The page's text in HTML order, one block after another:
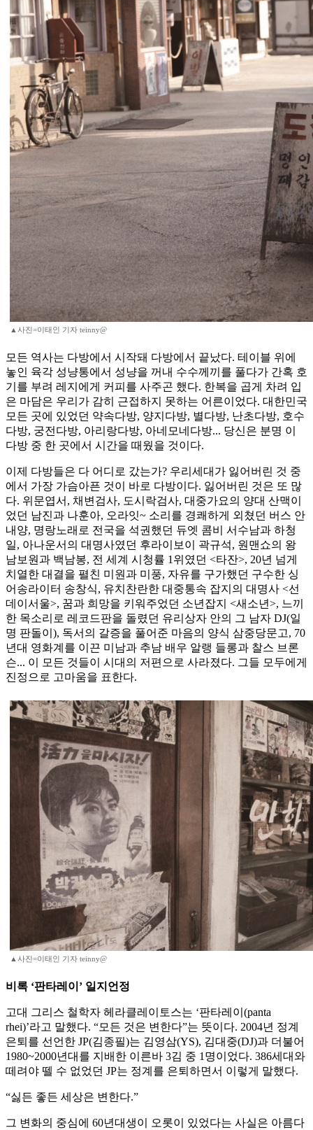
▲사진=이태인 기자 teinny@
모든 역사는 다방에서 시작돼 다방에서 끝났다. 테이블 위에
놓인 육각 성냥통에서 성냥을 꺼내 수수께끼를 풀다가 간혹 호
기를 부려 레지에게 커피를 사주곤 했다. 한복을 곱게 차려 입
은 마담은 우리가 감히 근접하지 못하는 어른이었다. 대한민국
모든 곳에 있었던 약속다방, 양지다방, 별다방, 난초다방, 호수
다방, 궁전다방, 아리랑다방, 아네모네다방... 당신은 분명 이
다방 중 한 곳에서 시간을 때웠을 것이다.
이제 다방들은 다 어디로 갔는가? 우리세대가 잃어버린 것 중
에서 가장 가슴아픈 것이 바로 다방이다. 잃어버린 것은 또 많
다. 위문엽서, 채변검사, 도시락검사, 대중가요의 양대 산맥이
었던 남진과 나훈아, 오라잇~ 소리를 경쾌하게 외쳤던 버스 안
내양, 명랑노래로 전국을 석권했던 듀엣 콤비 서수남과 하청
일, 아나운서의 대명사였던 후라이보이 곽규석, 원맨쇼의 왕
남보원과 백남봉, 전 세계 시청률 1위였던 <타잔>, 20년 넘게
치열한 대결을 펼친 미원과 미풍, 자유를 구가했던 구수한 싱
어송라이터 송창식, 유치찬란한 대중통속 잡지의 대명사 <선
데이서울>, 꿈과 희망을 키워주었던 소년잡지 <새소년>, 느끼
한 목소리로 레코드판을 돌렸던 유리상자 안의 그 남자 DJ(일
명 판돌이), 독서의 갈증을 풀어준 마음의 양식 삼중당문고, 70
년대 영화계를 이끈 미남과 추남 배우 알랭 들롱과 찰스 브론
슨... 이 모든 것들이 시대의 저편으로 사라졌다. 그들 모두에게
진정으로 고마움을 표한다.
▲사진=이태인 기자 teinny@
비록 ‘판타레이’ 일지언정
고대 그리스 철학자 헤라클레이토스는 ‘판타레이(panta
rhei)’라고 말했다. “모든 것은 변한다”는 뜻이다. 2004년 정계
은퇴를 선언한 JP(김종필)는 김영삼(YS), 김대중(DJ)과 더불어
1980~2000년대를 지배한 이른바 3김 중 1명이었다. 386세대와
떼려야 뗄 수 없었던 JP는 정계를 은퇴하면서 이렇게 말했다.
“싫든 좋든 세상은 변한다.”
그 변화의 중심에 60년대생이 오롯이 있었다는 사실은 아름다